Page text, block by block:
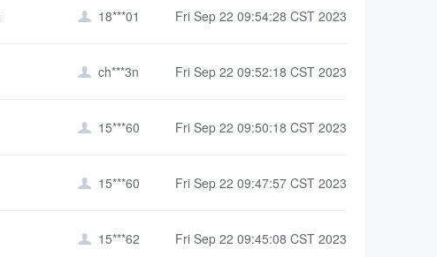
 18***01 Fri Sep 22 09:54:28 CST 2023
 ch***3n Fri Sep 22 09:52:18 CST 2023
 15***60 Fri Sep 22 09:50:18 CST 2023
 15***60 Fri Sep 22 09:47:57 CST 2023
 15***62 Fri Sep 22 09:45:08 CST 2023